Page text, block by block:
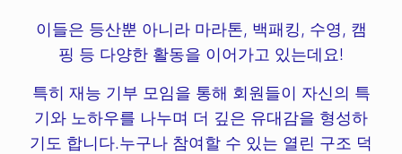
이들은 등산뿐 아니라 마라톤, 백패킹, 수영, 캠
핑 등 다양한 활동을 이어가고 있는데요!
특히 재능 기부 모임을 통해 회원들이 자신의 특
기와 노하우를 나누며 더 깊은 유대감을 형성하
기도 합니다.누구나 참여할 수 있는 열린 구조 덕